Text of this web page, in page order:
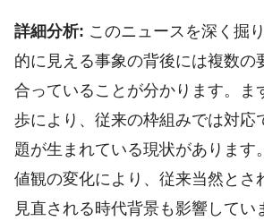
詳細分析: このニュースを深く掘
的に見える事象の背後には複数の
合っていることが分かります。ま
歩により、従来の枠組みでは対応
題が生まれている現状があります
値観の変化により、従来当然とさ
見直される時代背景も影響してい